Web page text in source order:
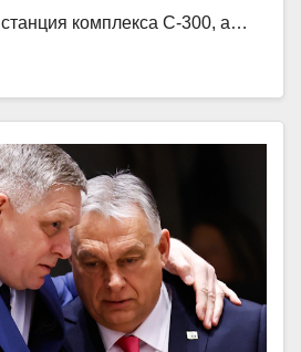
комплекса С‑300, а…